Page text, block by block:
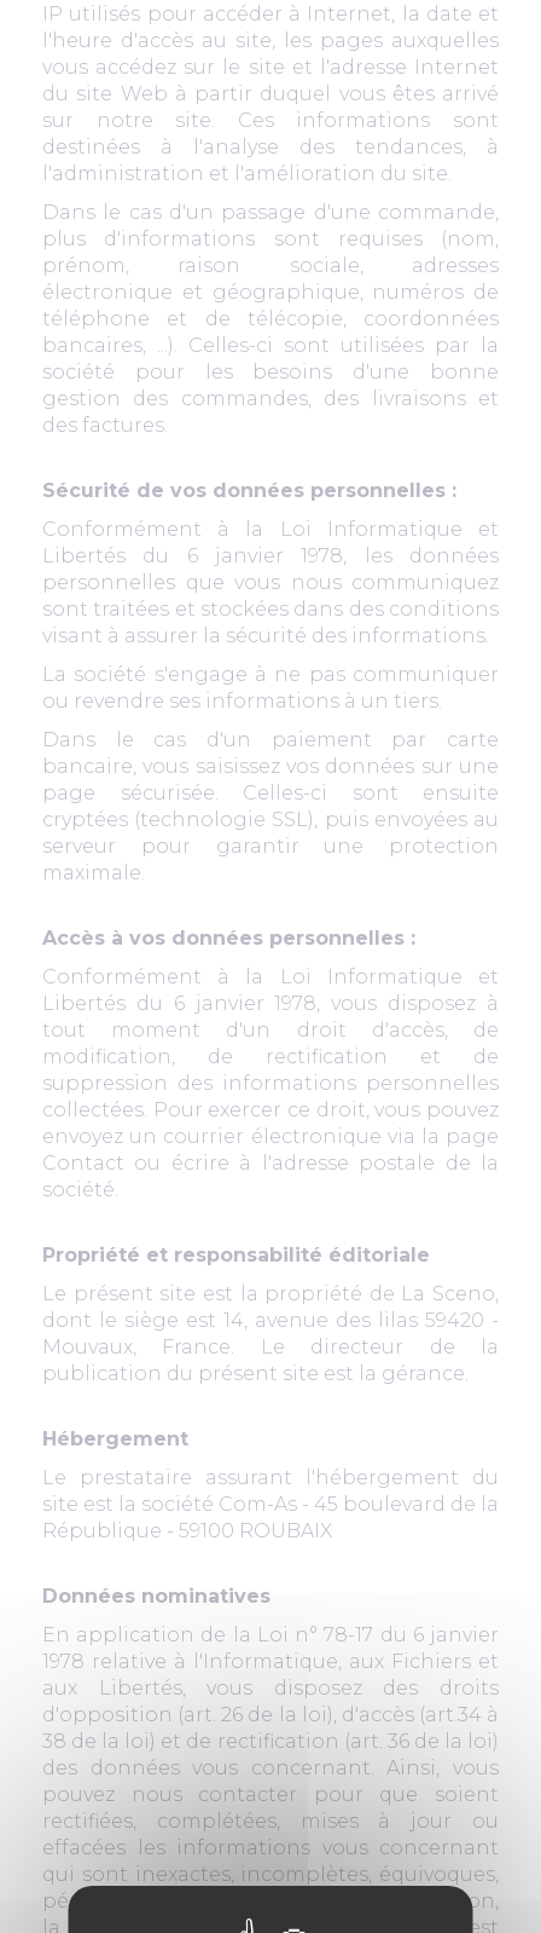
IP utilisés pour accéder à Internet, la date et
l'heure d'accès au site, les pages auxquelles
vous accédez sur le site et l'adresse Internet
du site Web à partir duquel vous êtes arrivé
sur notre site. Ces informations sont
destinées à l'analyse des tendances, à
l'administration et l'amélioration du site.
Dans le cas d'un passage d'une commande,
plus d'informations sont requises (nom,
prénom, raison sociale, adresses
électronique et géographique, numéros de
téléphone et de télécopie, coordonnées
bancaires, ...). Celles-ci sont utilisées par la
société pour les besoins d'une bonne
gestion des commandes, des livraisons et
des factures.
Sécurité de vos données personnelles :
Conformément à la Loi Informatique et
Libertés du 6 janvier 1978, les données
personnelles que vous nous communiquez
sont traitées et stockées dans des conditions
visant à assurer la sécurité des informations.
La société s'engage à ne pas communiquer
ou revendre ses informations à un tiers.
Dans le cas d'un paiement par carte
bancaire, vous saisissez vos données sur une
page sécurisée. Celles-ci sont ensuite
cryptées (technologie SSL), puis envoyées au
serveur pour garantir une protection
maximale.
Accès à vos données personnelles :
Conformément à la Loi Informatique et
Libertés du 6 janvier 1978, vous disposez à
tout moment d'un droit d'accès, de
modification, de rectification et de
suppression des informations personnelles
collectées. Pour exercer ce droit, vous pouvez
envoyez un courrier électronique via la page
Contact ou écrire à l'adresse postale de la
société.
Propriété et responsabilité éditoriale
Le présent site est la propriété de La Sceno,
dont le siège est 14, avenue des lilas 59420 -
Mouvaux, France. Le directeur de la
publication du présent site est la gérance.
Hébergement
Le prestataire assurant l'hébergement du
site est la société Com-As - 45 boulevard de la
République - 59100 ROUBAIX
Données nominatives
En application de la Loi n° 78-17 du 6 janvier
1978 relative à l'Informatique, aux Fichiers et
aux Libertés, vous disposez des droits
d'opposition (art. 26 de la loi), d'accès (art.34 à
38 de la loi) et de rectification (art. 36 de la loi)
des données vous concernant. Ainsi, vous
pouvez nous contacter pour que soient
rectifiées, complétées, mises à jour ou
effacées les informations vous concernant
qui sont inexactes, incomplètes, équivoques,
périmées ou dont la collecte ou l'utilisation,
la communication ou la conservation est